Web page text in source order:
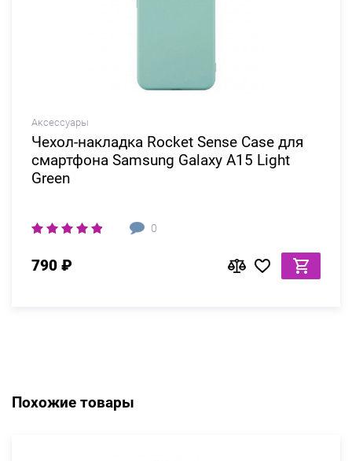
Аксессуары
Чехол-накладка Rocket Sense Case для
смартфона Samsung Galaxy A15 Light
Green
0
790 ₽
Похожие товары